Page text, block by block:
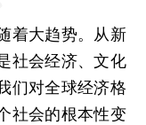
大趋势。从新
社会经济、文化
们对全球经济格
社会的根本性变